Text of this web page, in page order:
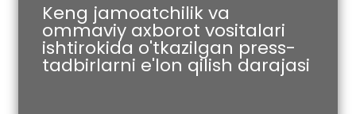
Keng jamoatchilik va
ommaviy axborot vositalari
ishtirokida o'tkazilgan press-
tadbirlarni e'lon qilish darajasi